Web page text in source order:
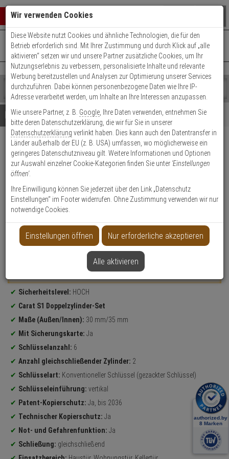
Warenkorb schließen
0 ARTIKEL IM WARENKORB
Ihr Warenkorb ist momentan leer.
Ergebnisse ()
Fertig
Shop
durchsuchen
Bitte
geben
Sie
mindestens
Zeichen
ein,
um
Suche
Es
wurde
noch
Kategorien
Suche
gestartet
+49 (0)821 899 493-0Mo. - Do.: 8:00 - 16:30 | Fr.: 8:00 - 14:00 Uhr
Kontaktservice nutzen
Details Beratung
2er WILKA Carat S1
Doppelzylinder 30/35 6 Schl.
Produktmerkmale
Datenblatt drucken
Weitere Varianten...
Produktinformationen
Sicherheitslevel: HOCH
Carat S1 Doppelzylinder-Set
Maße (Außen/Innen): 30 mm/35 mm
Mit Sicherungskarte: Ja
Schlüsselanzahl: 6
Anzahl gleichschließender Zylinder: 2
Schlüsselart: Konventioneller Schlüssel (gezackter Schlüssel)
Schlüsseleinführung: vertikal
Patent-Kopierschutz: Ja, bis 2036
Technischer Kopierschutz: Ja
Not- und Gefahrenfunktion: Ja
Schließung: gleichschließend
Wir verwenden Cookies
Diese Website nutzt Cookies und ähnliche Technologien, die für den
Betrieb erforderlich sind. Mit Ihrer Zustimmung und durch Klick auf „alle
aktivieren“ setzen wir und unsere Partner zusätzliche Cookies, um Ihr
Nutzungserlebnis zu verbessern, personalisierte Inhalte und relevante
Werbung bereitzustellen und Analysen zur Optimierung unserer Services
durchzuführen. Dabei können personenbezogene Daten wie Ihre IP-
Adresse verarbeitet werden, um Inhalte an Ihre Interessen anzupassen.
Wie unsere Partner, z. B. Google , Ihre Daten verwenden, entnehmen Sie
bitte deren Datenschutzerklärung, die wir für Sie in unserer
Datenschutzerklärung verlinkt haben. Dies kann auch den Datentransfer in
Länder außerhalb der EU (z. B. USA) umfassen, wo möglicherweise ein
geringeres Datenschutzniveau gilt. Weitere Informationen und Optionen
zur Auswahl einzelner Cookie-Kategorien finden Sie unter 'Einstellungen
öffnen'.
Ihre Einwilligung können Sie jederzeit über den Link „Datenschutz
Einstellungen“ im Footer widerrufen. Ohne Zustimmung verwenden wir nur
notwendige Cookies.
Einstellungen öffnen Nur erforderliche akzeptieren
Alle aktivieren